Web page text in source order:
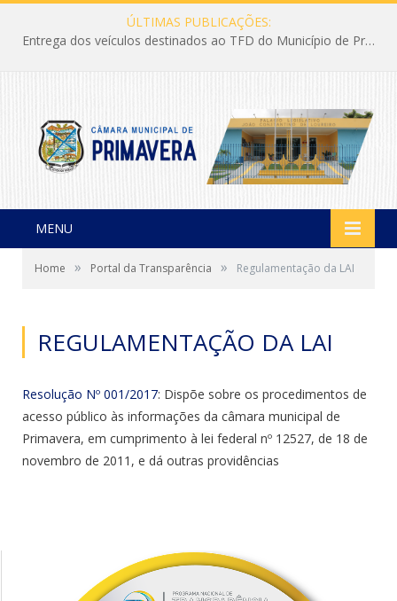
ÚLTIMAS PUBLICAÇÕES:
Entrega dos veículos destinados ao TFD do Município de Primavera
MENU
Home » Portal da Transparência » Regulamentação da LAI
REGULAMENTAÇÃO DA LAI
Resolução Nº 001/2017: Dispõe sobre os procedimentos de
acesso público às informações da câmara municipal de
Primavera, em cumprimento à lei federal nº 12527, de 18 de
novembro de 2011, e dá outras providências